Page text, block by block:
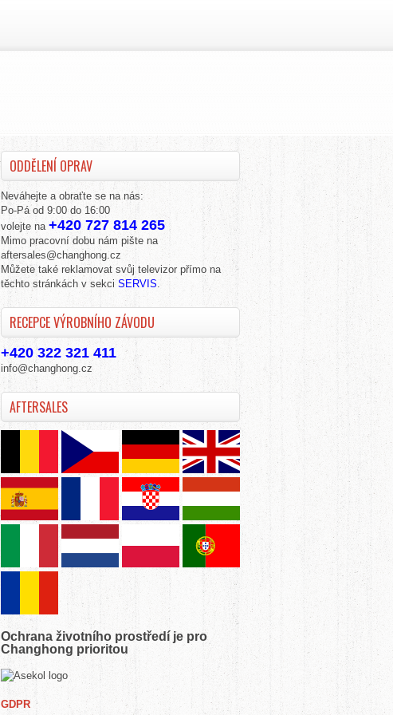
ODDĚLENÍ OPRAV
Neváhejte a obraťte se na nás:
Po-Pá od 9:00 do 16:00
volejte na +420 727 814 265
Mimo pracovní dobu nám pište na
aftersales@changhong.cz
Můžete také reklamovat svůj televizor přímo na
těchto stránkách v sekci SERVIS.
RECEPCE VÝROBNÍHO ZÁVODU
+420 322 321 411
info@changhong.cz
AFTERSALES
Ochrana životního prostředí je pro
Changhong prioritou
GDPR